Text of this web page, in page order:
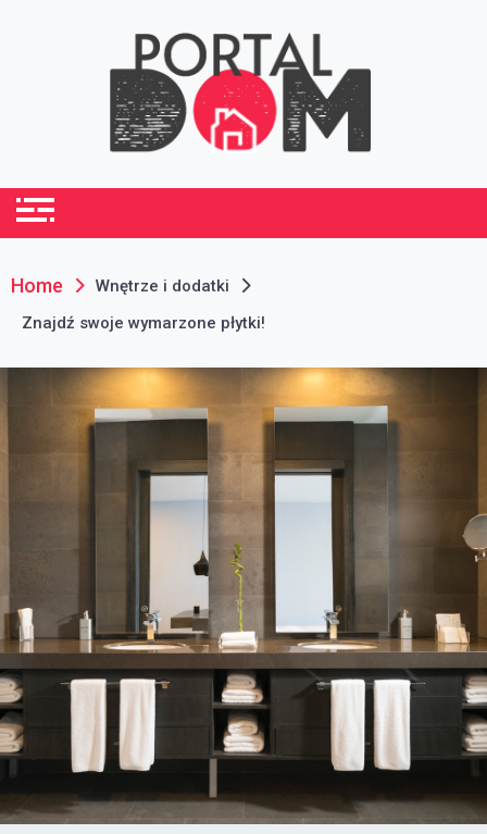
portaldom.com.pl
Home
Wnętrze i dodatki
Znajdź swoje wymarzone płytki!